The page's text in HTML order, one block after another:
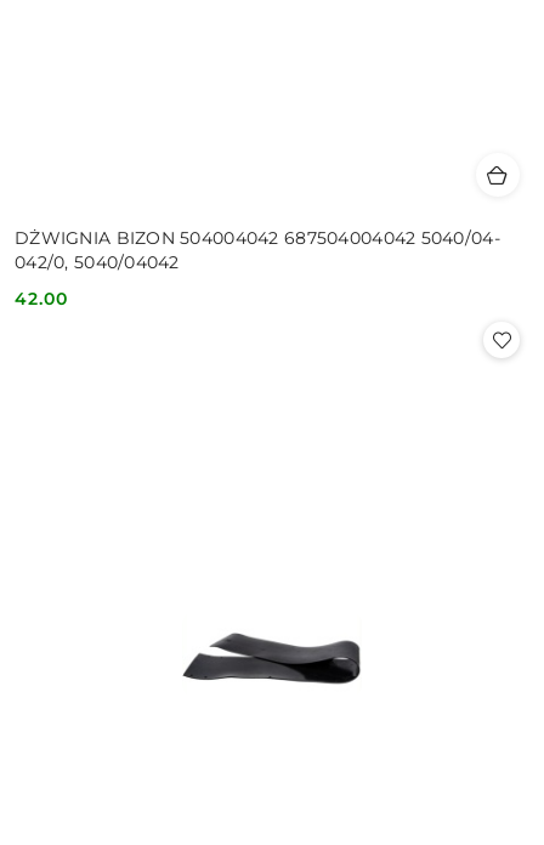
DŻWIGNIA BIZON 504004042 687504004042 5040/04-
042/0, 5040/04042
Cena:
42.00